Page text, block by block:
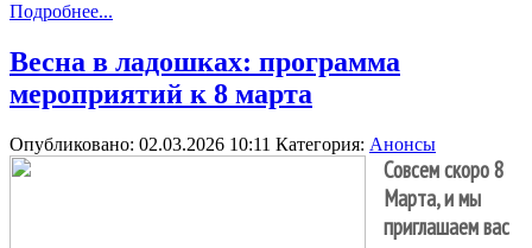
Подробнее...
Весна в ладошках: программа
мероприятий к 8 марта
Опубликовано: 02.03.2026 10:11 Категория: Анонсы
Совсем скоро 8
Марта, и мы
приглашаем вас